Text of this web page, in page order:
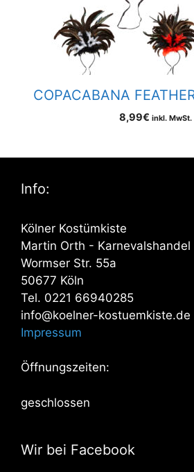
COPACABANA
8,99€ inkl. MwSt.
Info:
Kölner Kostümkiste
Martin Orth - Karnevalshandel
Wormser Str. 55a
50677 Köln
Tel. 0221 66940285
info@koelner-kostuemkiste.de
Impressum
Öffnungszeiten:
geschlossen
Wir bei Facebook